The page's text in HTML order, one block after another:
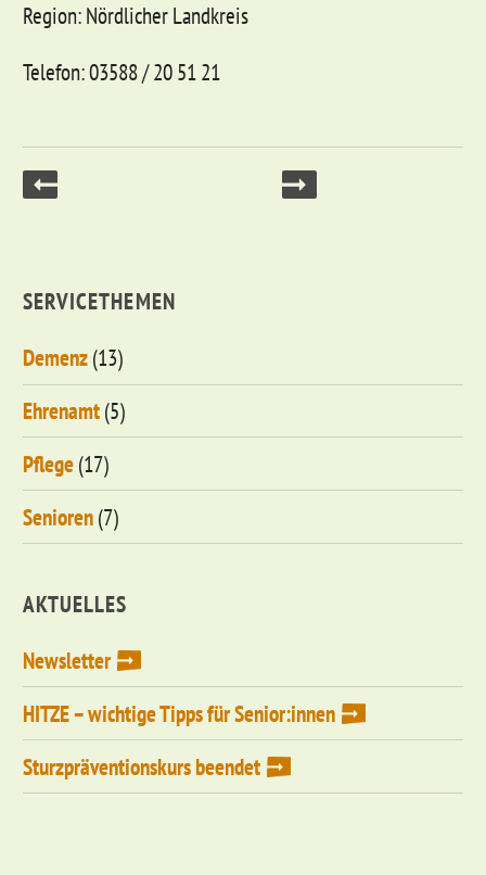
Region: Nördlicher Landkreis
Telefon: 03588 / 20 51 21
SERVICETHEMEN
Demenz(13)
Ehrenamt(5)
Pflege(17)
Senioren(7)
AKTUELLES
Newsletter
HITZE – wichtige Tipps für Senior:innen
Sturzpräventionskurs beendet